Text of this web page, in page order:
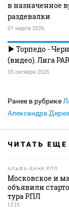
в назначенное
раздевалки
01 марта 2026
Торпедо -
(видео). Лига
05 октября 2025
Ранее в рубрике
Александра
ЧИТАТЬ ЕЩЕ
АЛЬФА-БАНК РПЛ
Московское и
объявили
тура РПЛ
13:15